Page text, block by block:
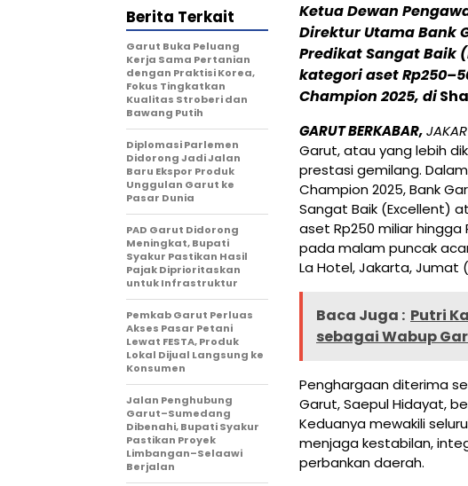
Ketua Dewan
Direktur Utama Bank
Predikat Sangat Baik
kategori aset
Champion 2025, di
GARUT BERKABAR,
Garut, atau yang lebih
prestasi gemilang.
Champion 2025, Bank
Sangat Baik (Excellent)
aset Rp250 miliar
pada malam puncak
La Hotel, Jakarta, Jumat
Baca Juga : Putri
sebagai Wabup
Penghargaan diterima
Garut, Saepul Hidayat,
Keduanya mewakili
menjaga kestabilan,
perbankan daerah.
Berita Terkait
Garut Buka Peluang
Kerja Sama Pertanian
dengan Praktisi Korea,
Fokus Tingkatkan
Kualitas Stroberi dan
Bawang Putih
Diplomasi Parlemen
Didorong Jadi Jalan
Baru Ekspor Produk
Unggulan Garut ke
Pasar Dunia
PAD Garut Didorong
Meningkat, Bupati
Syakur Pastikan Hasil
Pajak Diprioritaskan
untuk Infrastruktur
Pemkab Garut Perluas
Akses Pasar Petani
Lewat FESTA, Produk
Lokal Dijual Langsung ke
Konsumen
Jalan Penghubung
Garut–Sumedang
Dibenahi, Bupati Syakur
Pastikan Proyek
Limbangan–Selaawi
Berjalan